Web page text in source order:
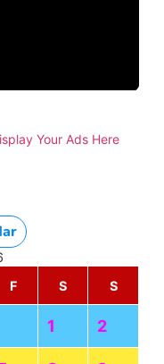
Your Ads Here
F S S
1 2